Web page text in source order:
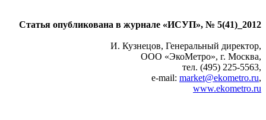
Статья опубликована в журнале «ИСУП», № 5(41)_2012
И. Кузнецов, Генеральный директор,
ООО «ЭкоМетро», г. Москва,
тел. (495) 225‑5563,
e‑mail: market@ekometro.ru,
www.ekometro.ru